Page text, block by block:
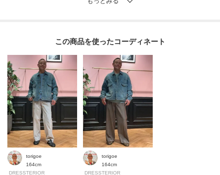
※バイイング商品のため下げ札サイズ表記とワールドサイズ表記が異なりま
す。製品寸法をご確認くださいませ。
ワールドサイズコード00=製品サイズ表記0
ワールドサイズコード01=製品サイズ表記1
ワールドサイズコード02=製品サイズ表記2
■Graphpaper（グラフペーパー）
クリエイティブディレクター南貴之が手がける「Graphpaper」。
常に時代のスタンダードであり続ける大人のための良質なワードローブ。
人と衣服の間に「余白」を作り、ノイズにならない寄り添う衣服。
衣服における新しいデザインは20世紀までに出尽くしたと言っていいでしょ
この商品を使った
torigoe
164cm
DRESSTERIOR
torigoe
164cm
DRESSTERIOR